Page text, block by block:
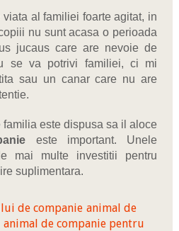
viata al familiei foarte agitat, in
nu sunt acasa o perioada
jucaus care are nevoie de
se va potrivi familiei, ci mi
sau un canar care nu are
familia este dispusa sa il aloce
este important. Unele
mai multe investitii pentru
suplimentara.
de companie animal de
animal de companie pentru